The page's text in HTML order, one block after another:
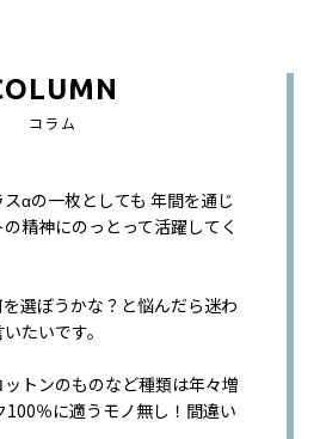
コラム
αの一枚としても 年間を通じ
精神にのっとって活躍してく
選ぼうかな？と悩んだら迷わ
たいです。
トンのものなど種類は年々増
100％に適うモノ無し！間違い